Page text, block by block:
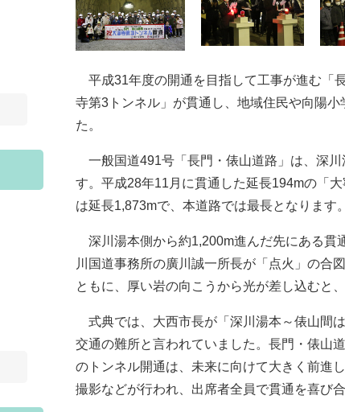
平成31年度の開通を目指して工事が進む「
寺第3トンネル」が貫通し、地域住民や向陽
た。
一般国道491号「長門・俵山道路」は、深
す。平成28年11月に貫通した延長194mの「
は延長1,873mで、本道路では最長となります。
深川湯本側から約1,200m進んだ先にある貫
川国道事務所の廣川誠一所長が「点火」の合
ともに、厚い岩の向こうから光が差し込むと
式典では、大西市長が「深川湯本～俵山間
交通の難所と言われていました。長門・俵山
のトンネル開通は、未来に向けて大きく前進
撮影などが行われ、出席者全員で貫通を喜び合